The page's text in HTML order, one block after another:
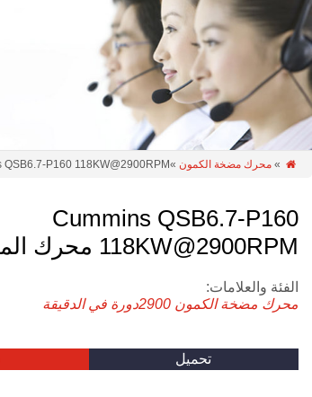

» محرك مضخة الكمون»Cummins QSB6.7-P160 118KW@2900RPM محرك المضخة
Cummins QSB6.7-P160
118KW@2900RPM محرك المضخة
الفئة والعلامات:
محرك مضخة الكمون 2900دورة في الدقيقة
تحميل